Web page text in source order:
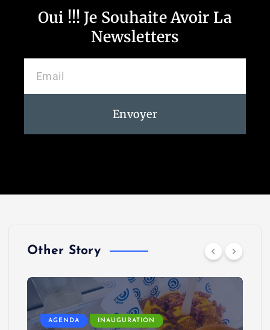
Oui !!! Je Souhaite Avoir La
Newsletters
Envoyer
Other Story
AGENDA INAUGURATION